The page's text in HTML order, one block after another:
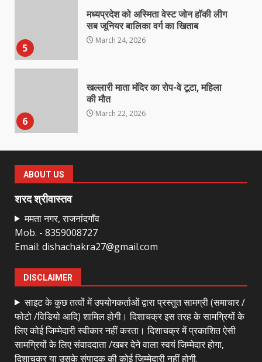
5
मध्यप्रदेश को अस्मिता वेस्ट जोन हॉकी लीग
सब जूनियर बालिका वर्ग का खिताब
March 24, 2026
6
खल्लारी माता मंदिर का रोप-वे टूटा, महिला
की मौत
March 22, 2026
7
March 21, 2026
1
नाबालिक के प्रसव मामले में फरार आरोपी के
संबंध में इनाम की उद्घोषना
2
बदहाल हो गई है राजनांदगाँव-खैरागढ़ सड़क
March 25, 2026
ABOUT US
शरद श्रीवास्तव
ममता नगर, राजनांदगाँव
Mob. - 8359008727
Email: dishachakra27@gmail.com
DISCLAIMER
साइट के कुछ तत्वों में उपयोगकर्ताओं द्वारा प्रस्तुत सामग्री (समाचार /
फोटो /विडियो आदि) शामिल होगी। दिशाचक्र इस तरह के सामग्रियों के
लिए कोई जिम्मेदारी स्वीकार नहीं करता। दिशाचक्र में प्रकाशित ऐसी
सामग्रियों के लिए संवाददाता /खबर देने वाला स्वयं जिम्मेदार होगा,
दिशाचक्र या उसके संपादक की कोई जिम्मेदारी नहीं होगी.